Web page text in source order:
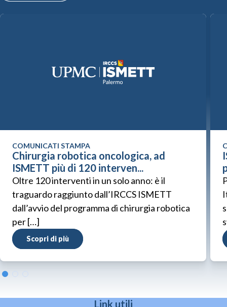
COMUNICATI STAMPA
Chirurgia robotica oncologica, ad
ISMETT più di 120 interven...
Oltre 120 interventi in un solo anno: è il
traguardo raggiunto dall’IRCCS ISMETT
dall’avvio del programma di chirurgia robotica
per […]
Scopri di più
Link utili